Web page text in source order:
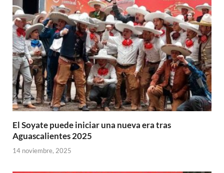
El Soyate puede iniciar una nueva era tras
Aguascalientes 2025
14 noviembre, 2025